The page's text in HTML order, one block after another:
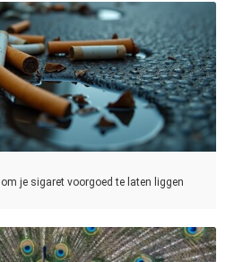
je sigaret voorgoed te laten liggen